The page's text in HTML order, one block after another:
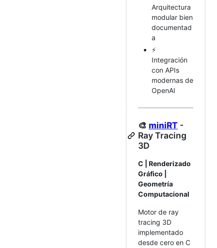
Arquitectura
modular bien
documentad
a
⚡
Integración
con APIs
modernas de
OpenAI
🎨 miniRT -
Ray Tracing
3D
C | Renderizado
Gráfico |
Geometría
Computacional
Motor de ray
tracing 3D
implementado
desde cero en C